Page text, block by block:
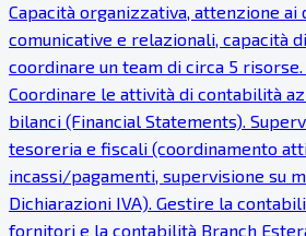
Capacità organizzativa, attenzione
comunicative e relazionali, capacità
coordinare un team di circa 5
Coordinare le attività di contabilità
bilanci (Financial Statements).
tesoreria e fiscali (coordinamento
incassi/pagamenti, supervisione su
Dichiarazioni IVA). Gestire la
fornitori e la contabilità Branch